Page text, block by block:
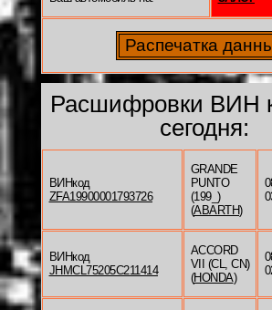
Расшифровки ВИН
сегодня:
ВИНкод
ZFA19900001793726
GRANDE
PUNTO
(199_)
(ABARTH)
ВИНкод
JHMCL75205C211414
ACCORD
VII (CL, CN)
(HONDA)